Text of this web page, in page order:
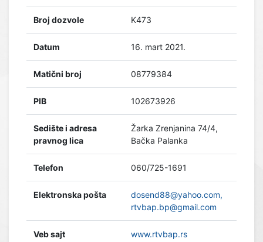
Broj dozvole K473
Datum 16. mart 2021.
Matični broj 08779384
PIB 102673926
Sedište i adresa
pravnog lica
Žarka Zrenjanina 74/4,
Bačka Palanka
Telefon 060/725-1691
Elektronska pošta
dosend88@yahoo.com,
rtvbap.bp@gmail.com
Veb sajt www.rtvbap.rs